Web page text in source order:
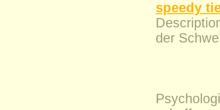
speedy
der